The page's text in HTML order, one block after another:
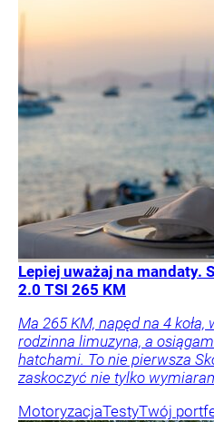
Lepiej uważaj na mandaty.
2.0 TSI 265 KM
Ma 265 KM, napęd na 4
rodzinna limuzyna, a
hatchami. To nie pierwsza
zaskoczyć nie tylko
MotoryzacjaTestyTwój